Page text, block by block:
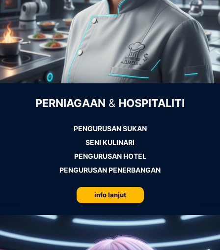
PERNIAGAAN & HOSPITALITI
PENGURUSAN SUKAN
SENI KULINARI
PENGURUSAN HOTEL
PENGURUSAN PENERBANGAN
info lanjut